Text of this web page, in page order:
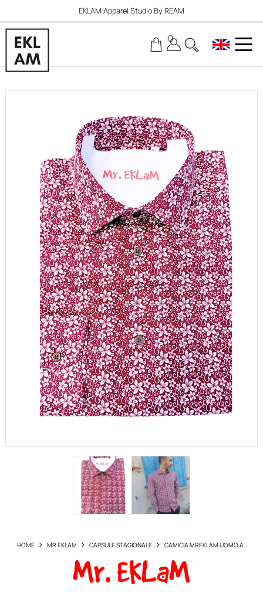
EKLAM Apparel Studio By REAM
0
HOME MR EKLAM CAPSULE STAGIONALE
CAMICIA MREKLAM UOMO ART